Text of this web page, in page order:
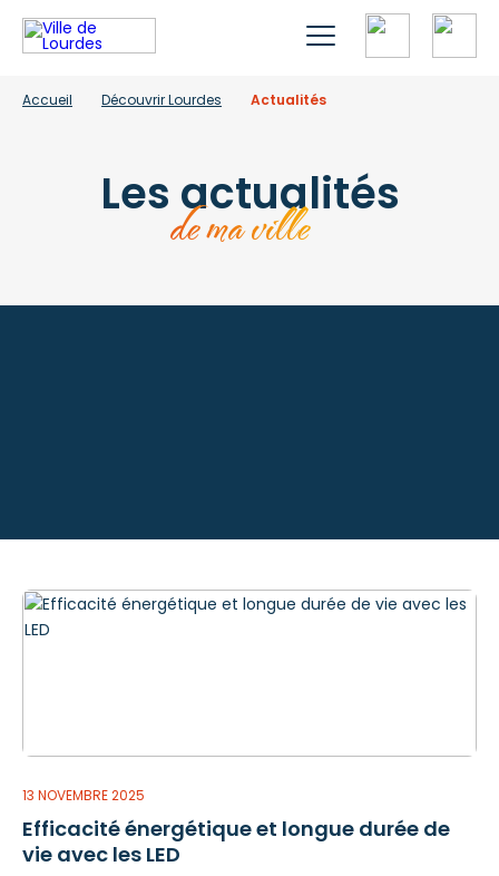
Accueil Découvrir Lourdes Actualités
Les actualités
de ma ville
13 NOVEMBRE 2025
Efficacité énergétique et longue durée de
vie avec les LED